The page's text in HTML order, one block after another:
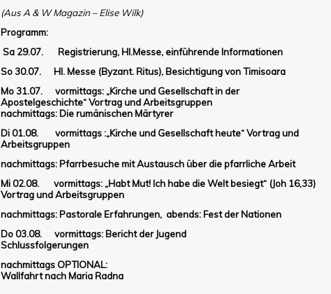
(Aus A & W Magazin – Elise Wilk)
Programm:
Sa 29.07. Registrierung, Hl.Messe, einführende Informationen
So 30.07. Hl. Messe (Byzant. Ritus), Besichtigung von Timisoara
Mo 31.07. vormittags: „Kirche und Gesellschaft in der
Apostelgeschichte“ Vortrag und Arbeitsgruppen
nachmittags: Die rumänischen Märtyrer
Di 01.08. vormittags :„Kirche und Gesellschaft heute“ Vortrag und
Arbeitsgruppen
nachmittags: Pfarrbesuche mit Austausch über die pfarrliche Arbeit
Mi 02.08. vormittags: „Habt Mut! Ich habe die Welt besiegt“ (Joh 16,33)
Vortrag und Arbeitsgruppen
nachmittags: Pastorale Erfahrungen, abends: Fest der Nationen
Do 03.08. vormittags: Bericht der Jugend
Schlussfolgerungen
nachmittags OPTIONAL:
Wallfahrt nach Maria Radna